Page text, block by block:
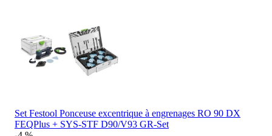
Set Festool Ponceuse excentrique à engrenages RO 90 DX
FEQPlus + SYS-STF D90/V93 GR-Set